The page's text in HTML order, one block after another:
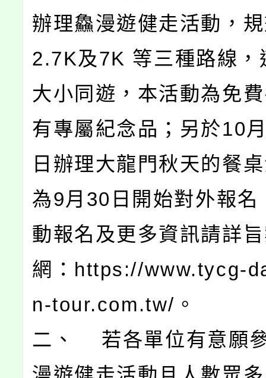
辦理鱻漫遊健走活動，
2.7K及7K 等三種路線，
大小同遊，本活動為免
有專屬紀念品；另於10
日辦理大龍門秋天的餐
為9月30日開始對外報名
動報名及更多資訊請詳
網：https://www.tycg-
n-tour.com.tw/。
二、 若各單位有意願